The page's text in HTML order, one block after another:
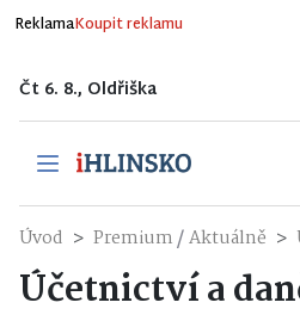
ReklamaKoupit reklamu
Čt 6. 8., Oldřiška
Úvod Premium/Aktuálně
Účetnictví a